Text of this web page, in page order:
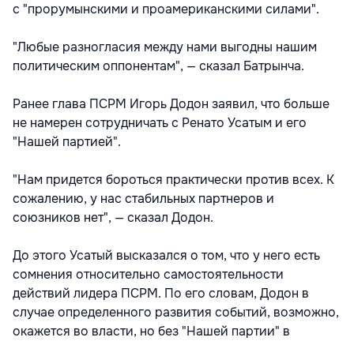
с "прорумынскими и проамериканскими силами".
"Любые разногласия между нами выгодны нашим
политическим оппонентам", — сказал Батрынча.
Ранее глава ПСРМ Игорь Додон заявил, что больше
не намерен сотрудничать с Ренато Усатым и его
"Нашей партией".
"Нам придется бороться практически против всех. К
сожалению, у нас стабильных партнеров и
союзников нет", — сказал Додон.
До этого Усатый высказался о том, что у него есть
сомнения относительно самостоятельности
действий лидера ПСРМ. По его словам, Додон в
случае определенного развития событий, возможно,
окажется во власти, но без "Нашей партии" в